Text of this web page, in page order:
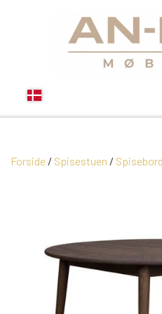
MODUL
MODUL
Forside Spisestuen